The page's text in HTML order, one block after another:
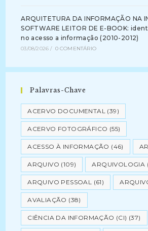
ARQUITETURA DA INFORMAÇÃO NA
SOFTWARE LEITOR DE E-BOOK:
no acesso a informação (2010-2012)
03/08/2026 / 0 COMENTÁRIO
Palavras-Chave
ACERVO DOCUMENTAL (39)
ACERVO FOTOGRÁFICO (55)
ACESSO À INFORMAÇÃO (46)
ARQUIVO (109) ARQUIVOLOGIA
ARQUIVO PESSOAL (61)
AVALIAÇÃO (38)
CIÊNCIA DA INFORMAÇÃO (CI) (37)